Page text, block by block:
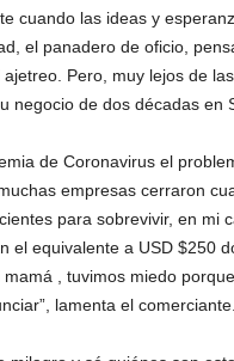
cuando las ideas y
el panadero de oficio,
Pero, muy lejos de
negocio de dos décadas en
de Coronavirus el
empresas cerraron
para sobrevivir, en mi
el equivalente a USD $250
, tuvimos miedo
lamenta el comerciante.